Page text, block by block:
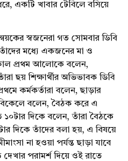
একটি খাবার টেবিলে বসিয়ে
স্বজনেরা গত সোমবার ডিবি
তাঁদের মধ্যে একজনের মা ও
প্রথম আলোকে বলেন,
ছয় শিক্ষার্থীর অভিভাবক ডিবি
কর্মকর্তারা বলেন, ছাড়ার
বলেন, বৈঠক করে এ
১০টার দিকে বলেন, তাঁরা বৈঠকে
দিকে তাঁদের বলা হয়, এ বিষয়ে
না হওয়া পর্যন্ত ছাড়া যাবে
পরামর্শ দিয়ে ওই রাতে